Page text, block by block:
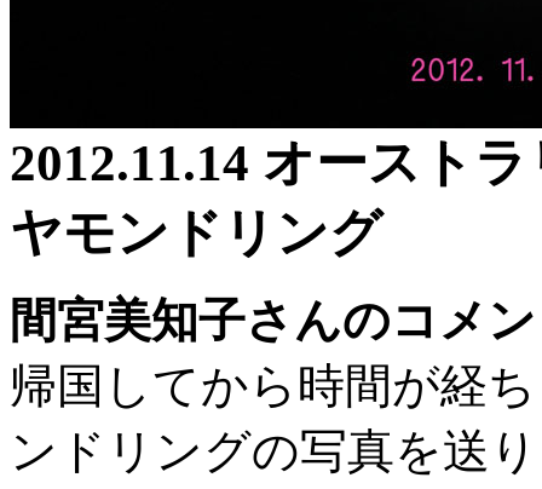
2012.11.14 オースト
ヤモンドリング
間宮美知子さんのコメ
帰国してから時間が経
ンドリングの写真を送